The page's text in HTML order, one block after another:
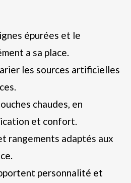
épurées et le
a sa place.
les sources artificielles
chaudes, en
et confort.
rangements adaptés aux
personnalité et